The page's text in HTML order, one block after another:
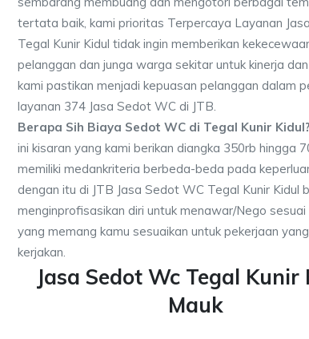
tertata baik, kami prioritas Terpercaya Layanan
Tegal Kunir Kidul tidak ingin memberikan
pelanggan dan junga warga sekitar untuk kinerja
kami pastikan menjadi kepuasan pelanggan dalam
layanan 374 Jasa Sedot WC di JTB.
Berapa Sih Biaya Sedot WC di Tegal Kunir Kidul?
ini kisaran yang kami berikan diangka 350rb hingga
memiliki medankriteria berbeda-beda pada
dengan itu di JTB Jasa Sedot WC Tegal Kunir Kidul
menginprofisasikan diri untuk menawar/Nego
yang memang kamu sesuaikan untuk pekerjaan
kerjakan.
Jasa Sedot Wc Tegal Kunir
Mauk